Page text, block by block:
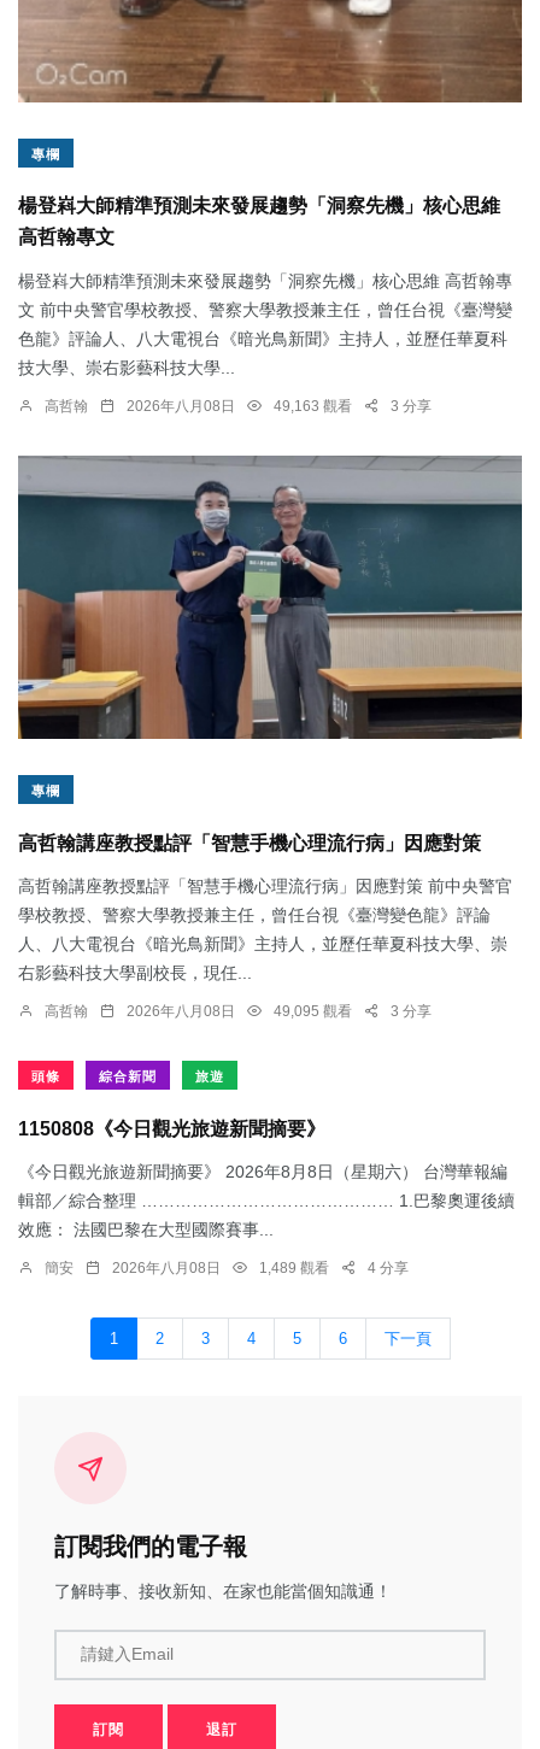
專欄
楊登嵙大師精準預測未來發展趨勢「洞察先機」核心思維
高哲翰專文
楊登嵙大師精準預測未來發展趨勢「洞察先機」核心思維 高哲翰專
文 前中央警官學校教授、警察大學教授兼主任，曾任台視《臺灣變
色龍》評論人、八大電視台《暗光鳥新聞》主持人，並歷任華夏科
技大學、崇右影藝科技大學...
高哲翰 2026年八月08日 49,163 觀看 3 分享
專欄
高哲翰講座教授點評「智慧手機心理流行病」因應對策
高哲翰講座教授點評「智慧手機心理流行病」因應對策 前中央警官
學校教授、警察大學教授兼主任，曾任台視《臺灣變色龍》評論
人、八大電視台《暗光鳥新聞》主持人，並歷任華夏科技大學、崇
右影藝科技大學副校長，現任...
高哲翰 2026年八月08日 49,095 觀看 3 分享
頭條 綜合新聞 旅遊
1150808《今日觀光旅遊新聞摘要》
《今日觀光旅遊新聞摘要》 2026年8月8日（星期六） 台灣華報編
輯部／綜合整理 ……………………………………… 1.​巴黎奧運後續
效應： 法國巴黎在大型國際賽事...
簡安 2026年八月08日 1,489 觀看 4 分享
1 2 3 4 5 6 下一頁
訂閱我們的電子報
了解時事、接收新知、在家也能當個知識通！
請鍵入Email
訂閱 退訂